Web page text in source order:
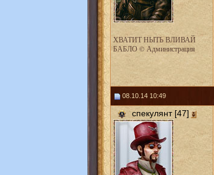
ХВАТИТ НЫТЬ ВЛИВАЙ
БАБЛО © Администрация
08.10.14 10:49
спекулянт [47]